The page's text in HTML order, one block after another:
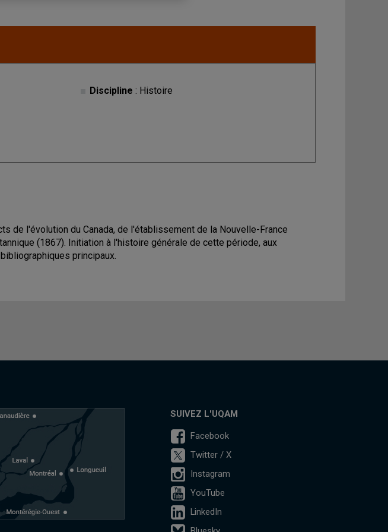
Discipline : Histoire
de l'évolution du Canada, de l'établissement de la Nouvelle-France
(1867). Initiation à l'histoire générale de cette période, aux
principaux.
SUIVEZ L'UQAM
Facebook
Twitter / X
Instagram
YouTube
LinkedIn